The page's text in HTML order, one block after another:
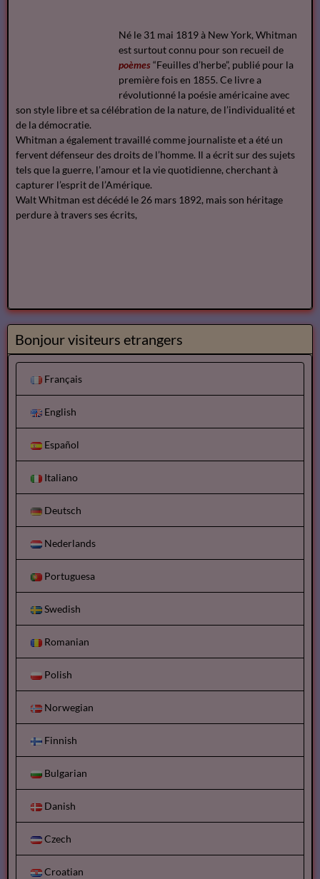
Né le 31 mai 1819 à New York, Whitman
est surtout connu pour son recueil de
poèmes “Feuilles d’herbe”, publié pour la
première fois en 1855. Ce livre a
révolutionné la poésie américaine avec
son style libre et sa célébration de la nature, de l’individualité et
de la démocratie.
Whitman a également travaillé comme journaliste et a été un
fervent défenseur des droits de l’homme. Il a écrit sur des sujets
tels que la guerre, l’amour et la vie quotidienne, cherchant à
capturer l’esprit de l’Amérique.
Walt Whitman est décédé le 26 mars 1892, mais son héritage
perdure à travers ses écrits,
Bonjour visiteurs etrangers
Français
English
Español
Italiano
Deutsch
Nederlands
Portuguesa
Swedish
Romanian
Polish
Norwegian
Finnish
Bulgarian
Danish
Czech
Croatian